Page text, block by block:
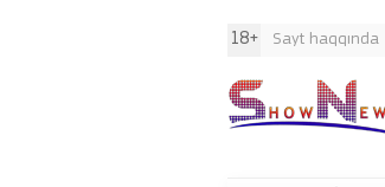
18+ Sayt haqqında